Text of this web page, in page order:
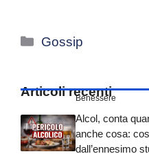
Categorie
Gossip
Articoli recenti
Benessere
Alcol, conta
anche cosa:
dall’ennesimo